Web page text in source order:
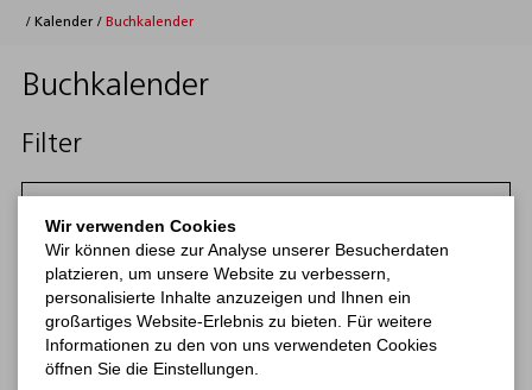
/ Kalender / Buchkalender
Buchkalender
Filter
Kategorien
Kalender Haftnotizen bestseller
Wir verwenden Cookies
Wir können diese zur Analyse unserer Besucherdaten
platzieren, um unsere Website zu verbessern,
personalisierte Inhalte anzuzeigen und Ihnen ein
großartiges Website-Erlebnis zu bieten. Für weitere
Informationen zu den von uns verwendeten Cookies
öffnen Sie die Einstellungen.